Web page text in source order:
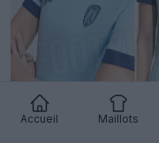
Accueil Maillots